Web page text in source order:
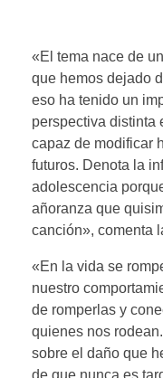
«El tema nace de
que hemos dejado
eso ha tenido un
perspectiva distinta
capaz de modificar
futuros. Denota la
adolescencia
añoranza que
canción», comenta
«En la vida se
nuestro
de romperlas y
quienes nos
sobre el daño que